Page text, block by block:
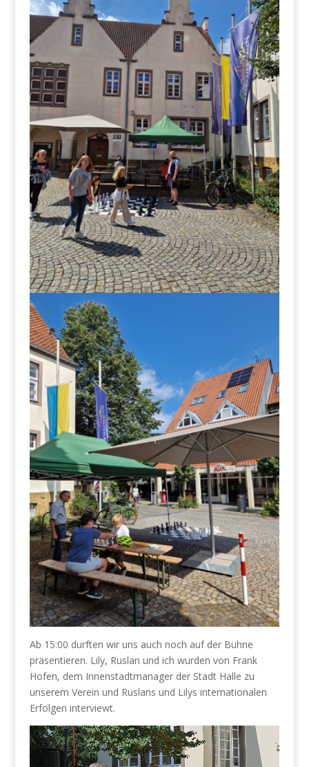
Ab 15:00 durften wir uns auch noch auf der Bühne
präsentieren. Lily, Ruslan und ich wurden von Frank
Hofen, dem Innenstadtmanager der Stadt Halle zu
unserem Verein und Ruslans und Lilys internationalen
Erfolgen interviewt.